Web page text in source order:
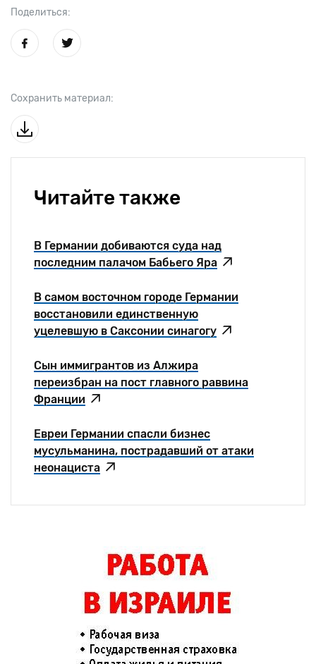
Поделиться:
Сохранить материал:
Читайте также
В Германии добиваются суда над
последним палачом Бабьего Яра
В самом восточном городе Германии
восстановили единственную
уцелевшую в Саксонии синагогу
Сын иммигрантов из Алжира
переизбран на пост главного раввина
Франции
Евреи Германии спасли бизнес
мусульманина, пострадавший от атаки
неонациста